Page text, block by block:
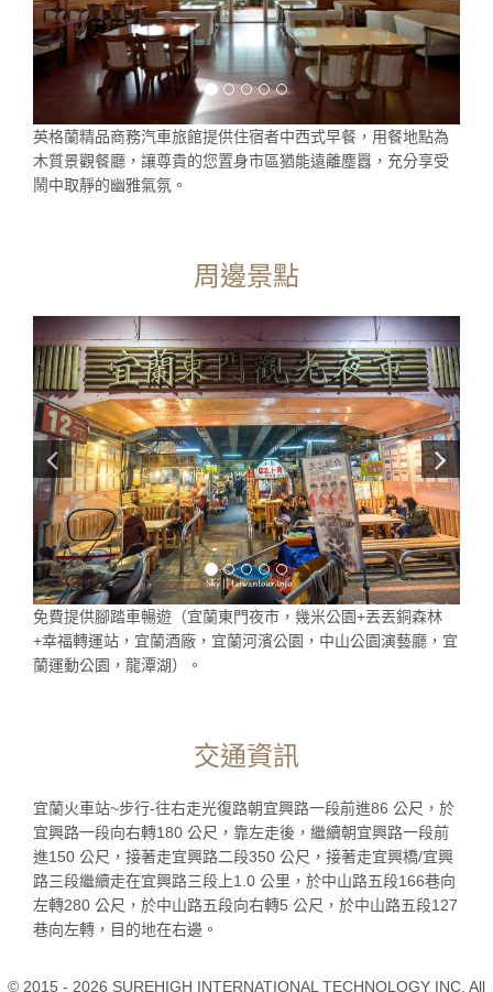
英格蘭精品商務汽車旅館提供住宿者中西式早餐，用餐地點為
木質景觀餐廳，讓尊貴的您置身市區猶能遠離塵囂，充分享受
鬧中取靜的幽雅氣氛。
周邊景點
免費提供腳踏車暢遊（宜蘭東門夜市，幾米公園+丟丟銅森林
+幸福轉運站，宜蘭酒廠，宜蘭河濱公園，中山公園演藝廳，宜
蘭運動公園，龍潭湖）。
交通資訊
宜蘭火車站~步行-往右走光復路朝宜興路一段前進86 公尺，於
宜興路一段向右轉180 公尺，靠左走後，繼續朝宜興路一段前
進150 公尺，接著走宜興路二段350 公尺，接著走宜興橋/宜興
路三段繼續走在宜興路三段上1.0 公里，於中山路五段166巷向
左轉280 公尺，於中山路五段向右轉5 公尺，於中山路五段127
巷向左轉，目的地在右邊。
© 2015 - 2026 SUREHIGH INTERNATIONAL TECHNOLOGY INC. All